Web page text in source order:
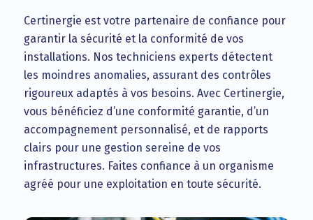
Certinergie est votre partenaire de confiance pour
garantir la sécurité et la conformité de vos
installations. Nos techniciens experts détectent
les moindres anomalies, assurant des contrôles
rigoureux adaptés à vos besoins. Avec Certinergie,
vous bénéficiez d’une conformité garantie, d’un
accompagnement personnalisé, et de rapports
clairs pour une gestion sereine de vos
infrastructures. Faites confiance à un organisme
agréé pour une exploitation en toute sécurité.